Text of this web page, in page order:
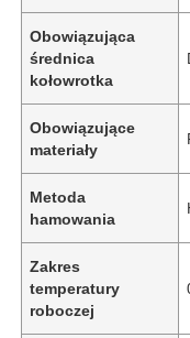
Obowiązująca
średnica
kołowrotka
Obowiązujące
materiały
Metoda
hamowania
Zakres
temperatury
roboczej